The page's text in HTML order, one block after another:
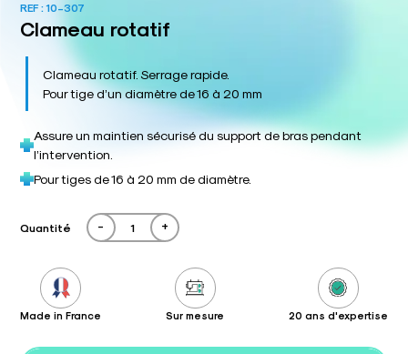
REF :10-307
Clameau rotatif
Clameau rotatif. Serrage rapide.
Pour tige d’un diamètre de 16 à 20 mm
Assure un maintien sécurisé du support de bras pendant
l’intervention.
Pour tiges de 16 à 20 mm de diamètre.
Quantité - +
Made in France Sur mesure 20 ans d'expertise